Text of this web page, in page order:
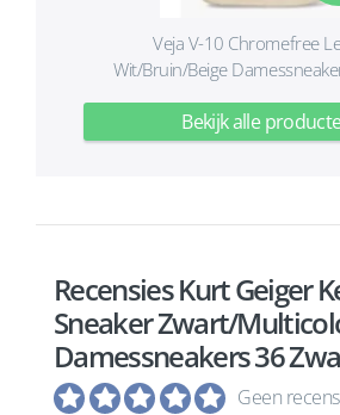
Veja V-10 Chromefree
Wit/Bruin/Beige
Bekijk alle
Recensies Kurt Geiger
Sneaker Zwart/
Damessneakers 36
Geen